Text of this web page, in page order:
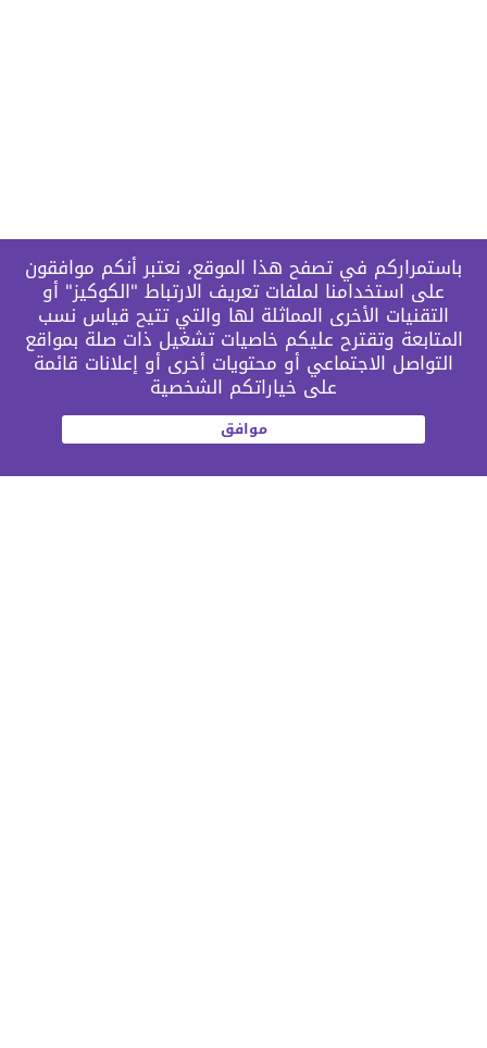
باستمراركم في تصفح هذا الموقع، نعتبر أنكم موافقون
على استخدامنا لملفات تعريف الارتباط "الكوكيز" أو
التقنيات الأخرى المماثلة لها والتي تتيح قياس نسب
المتابعة وتقترح عليكم خاصيات تشغيل ذات صلة بمواقع
التواصل الاجتماعي أو محتويات أخرى أو إعلانات قائمة
على خياراتكم الشخصية
موافق